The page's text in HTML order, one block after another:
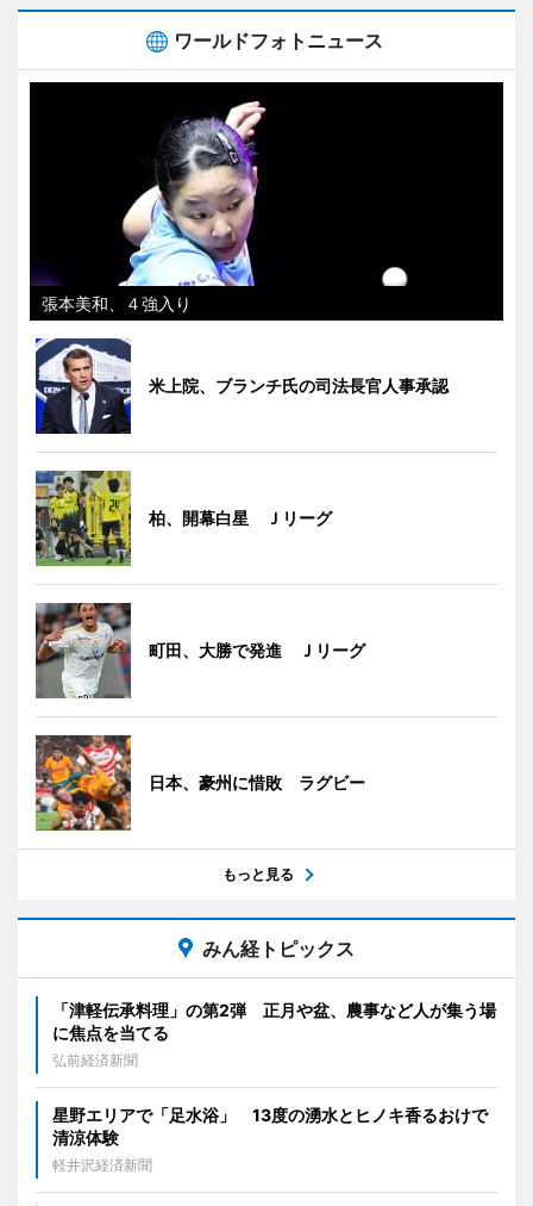
ワールドフォトニュース
張本美和、４強入り
米上院、ブランチ氏の司法長官人事承認
柏、開幕白星 Ｊリーグ
町田、大勝で発進 Ｊリーグ
日本、豪州に惜敗 ラグビー
もっと見る
みん経トピックス
「津軽伝承料理」の第2弾 正月や盆、農事など人が集う場
に焦点を当てる
弘前経済新聞
星野エリアで「足水浴」 13度の湧水とヒノキ香るおけで
清涼体験
軽井沢経済新聞